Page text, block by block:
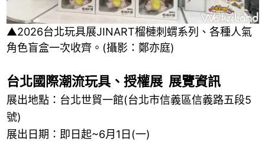
▲2026台北玩具展JINART榴槤刺蝟系列、各種人氣
角色盲盒一次收齊。(攝影：鄭亦庭)
台北國際潮流玩具、授權展 展覽資訊
展出地點：台北世貿一館(台北市信義區信義路五段5
號)
展出日期：即日起~6月1日(一)